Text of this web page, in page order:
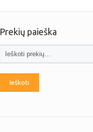
Prekių paieška
Ieškoti